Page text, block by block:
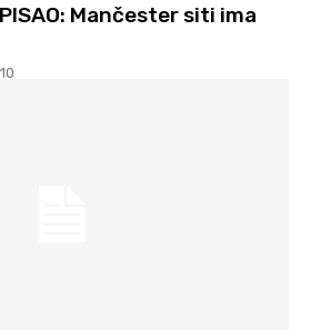
Mančester siti ima